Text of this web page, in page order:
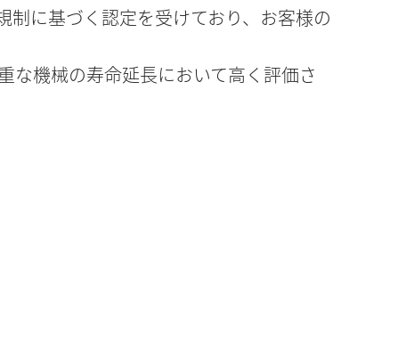
に基づく認定を受けており、お客様の
な機械の寿命延長において高く評価さ